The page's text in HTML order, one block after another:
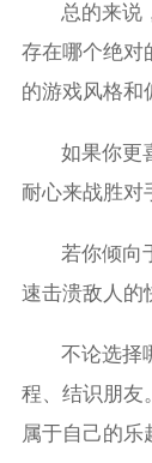
总的来说
存在哪个绝对
的游戏风格和
如果你更
耐心来战胜对
若你倾向
速击溃敌人的
不论选择
程、结识朋友
属于自己的乐